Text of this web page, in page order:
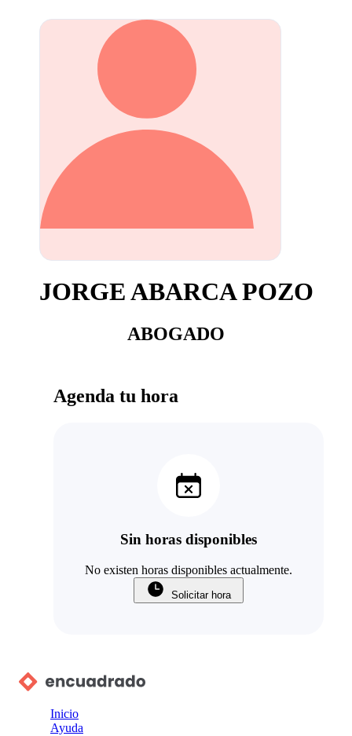
JORGE ABARCA POZO
ABOGADO
Agenda tu hora
Sin horas disponibles
No existen horas disponibles actualmente.
Solicitar hora
Inicio
Ayuda